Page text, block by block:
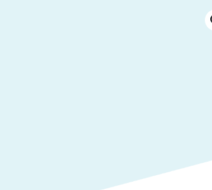
Recibe tu dispositivo